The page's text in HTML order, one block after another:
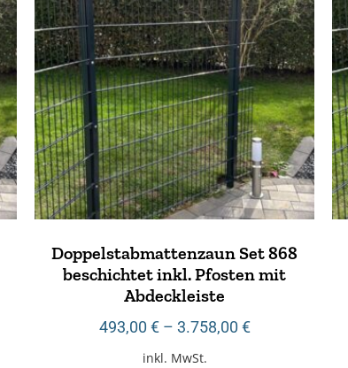
Doppelstabmattenzaun Set 868
beschichtet inkl. Pfosten mit
Abdeckleiste
493,00 €– 3.758,00 €
inkl. MwSt.